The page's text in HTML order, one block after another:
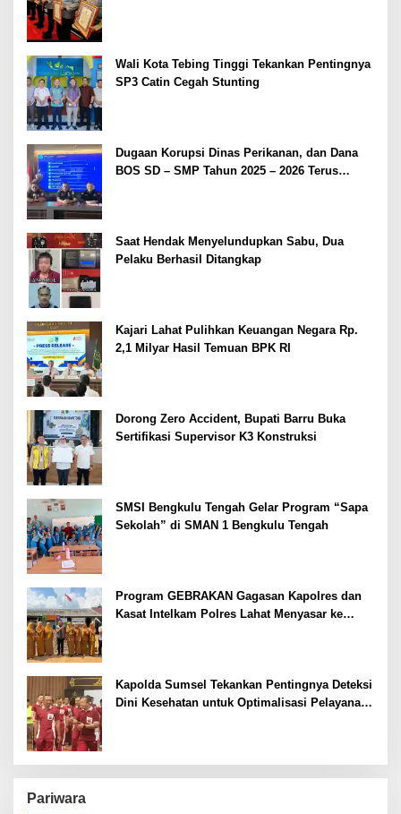
Wali Kota Tebing Tinggi Tekankan Pentingnya
SP3 Catin Cegah Stunting
Dugaan Korupsi Dinas Perikanan, dan Dana
BOS SD – SMP Tahun 2025 – 2026 Terus
Saat Hendak Menyelundupkan Sabu, Dua
Pelaku Berhasil Ditangkap
Kajari Lahat Pulihkan Keuangan Negara Rp.
2,1 Milyar Hasil Temuan BPK RI
Dorong Zero Accident, Bupati Barru Buka
Sertifikasi Supervisor K3 Konstruksi
SMSI Bengkulu Tengah Gelar Program “Sapa
Sekolah” di SMAN 1 Bengkulu Tengah
Program GEBRAKAN Gagasan Kapolres dan
Kasat Intelkam Polres Lahat Menyasar ke
Kapolda Sumsel Tekankan Pentingnya Deteksi
Dini Kesehatan untuk Optimalisasi Pelayanan
Pariwara